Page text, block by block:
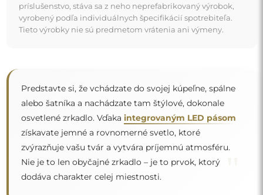
príslušenstvo, stáva sa z neho neprefabrikovaný výrobok,
vyrobený podľa individuálnych špecifikácií spotrebiteľa.
Tieto výrobky nie sú predmetom vrátenia ani výmeny.
Predstavte si, že vchádzate do svojej kúpeľne, spálne
alebo šatníka a nachádzate tam štýlové, dokonale
osvetlené zrkadlo. Vďaka integrovaným LED pásom
získavate jemné a rovnomerné svetlo, ktoré
zvýrazňuje vašu tvár a vytvára príjemnú atmosféru.
Nie je to len obyčajné zrkadlo – je to prvok, ktorý
dodáva charakter celej miestnosti.